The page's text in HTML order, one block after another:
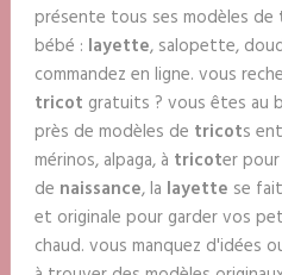
présente tous ses modèles de
bébé : layette, salopette,
commandez en ligne. vous
tricot gratuits ? vous êtes au
près de modèles de tricots
mérinos, alpaga, à tricoter
de naissance, la layette se
et originale pour garder vos
chaud. vous manquez d'idées